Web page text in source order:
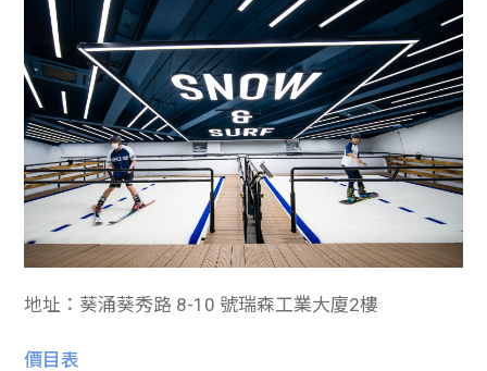
地址：葵涌葵​​秀路 8-10 號瑞森工業大廈2樓⁠
價目表